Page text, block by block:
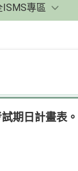
ISMS專區
期日計畫表。